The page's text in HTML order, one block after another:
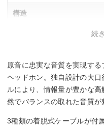
構造
ダイナミック型
再生周波数帯域
15Hz～28kHz
続
原音に忠実な音質を実現す
ヘッドホン。独自設計の大
ルにより、情報量が豊かな
然でバランスの取れた音質が
3種類の着脱式ケーブルが付